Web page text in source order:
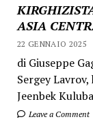
ASIA
22 GENNAIO 2025
di Giuseppe
Sergey
Jeenbek
Leave a Comment